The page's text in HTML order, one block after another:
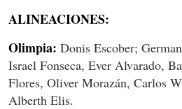
ALINEACIONES:
Olimpia: Donis Escober;
Israel Fonseca, Ever Alvarado,
Flores, Oliver Morazán, Carlos
Alberth Elis.